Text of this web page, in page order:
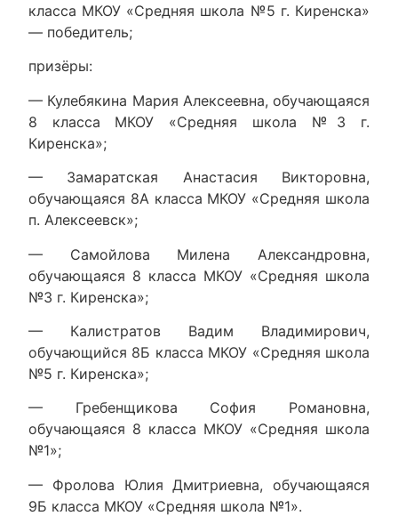
класса МКОУ «Средняя школа №5 г. Киренска»
— победитель;
призёры:
— Кулебякина Мария Алексеевна, обучающаяся
8 класса МКОУ «Средняя школа №3 г.
Киренска»;
— Замаратская Анастасия Викторовна,
обучающаяся 8А класса МКОУ «Средняя школа
п. Алексеевск»;
— Самойлова Милена Александровна,
обучающаяся 8 класса МКОУ «Средняя школа
№3 г. Киренска»;
— Калистратов Вадим Владимирович,
обучающийся 8Б класса МКОУ «Средняя школа
№5 г. Киренска»;
— Гребенщикова София Романовна,
обучающаяся 8 класса МКОУ «Средняя школа
№1»;
— Фролова Юлия Дмитриевна, обучающаяся
9Б класса МКОУ «Средняя школа №1».